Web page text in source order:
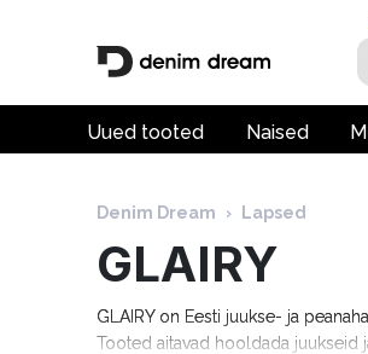
Uued tooted Naised
Denim Dream › Lapsed
GLAIRY
GLAIRY on Eesti juukse- ja
Tooted aitavad hooldada juukseid